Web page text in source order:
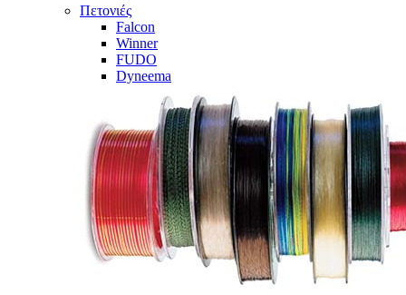
Πετονιές
Falcon
Winner
FUDO
Dyneema